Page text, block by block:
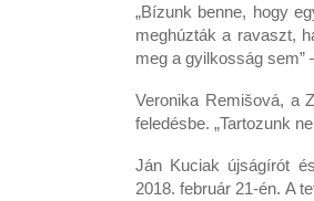
„Bízunk benne, hogy
meghúzták a ravaszt,
meg a gyilkosság sem”
Veronika Remišová, a
feledésbe. „Tartozunk
Ján Kuciak újságírót
2018. február 21-én. A